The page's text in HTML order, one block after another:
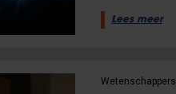
Lees meer
Wetenschappers